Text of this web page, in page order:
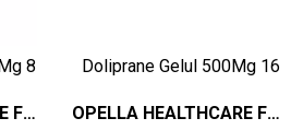
8
OPELLA HEALTHCARE FRANCE SAS
Doliprane Gelul 500Mg 16
OPELLA HEALTHCARE FRANCE SAS